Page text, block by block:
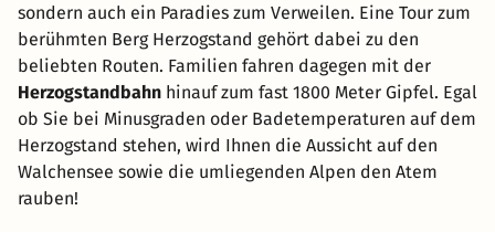
sondern auch ein Paradies zum Verweilen. Eine Tour zum
berühmten Berg Herzogstand gehört dabei zu den
beliebten Routen. Familien fahren dagegen mit der
Herzogstandbahn hinauf zum fast 1800 Meter Gipfel. Egal
ob Sie bei Minusgraden oder Badetemperaturen auf dem
Herzogstand stehen, wird Ihnen die Aussicht auf den
Walchensee sowie die umliegenden Alpen den Atem
rauben!